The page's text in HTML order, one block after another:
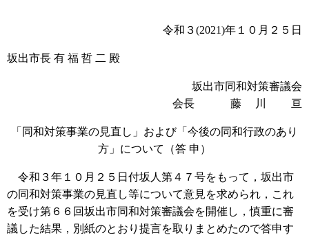
令和３(2021)年１０月２５日
坂出市長 有 福 哲 二 殿
坂出市同和対策審議会
会長 藤 川 亘
「同和対策事業の見直し」および「今後の同和行政のあり
方」について（答 申）
令和３年１０月２５日付坂人第４７号をもって，坂出市
の同和対策事業の見直し等について意見を求められ，これ
を受け第６６回坂出市同和対策審議会を開催し，慎重に審
議した結果，別紙のとおり提言を取りまとめたので答申す